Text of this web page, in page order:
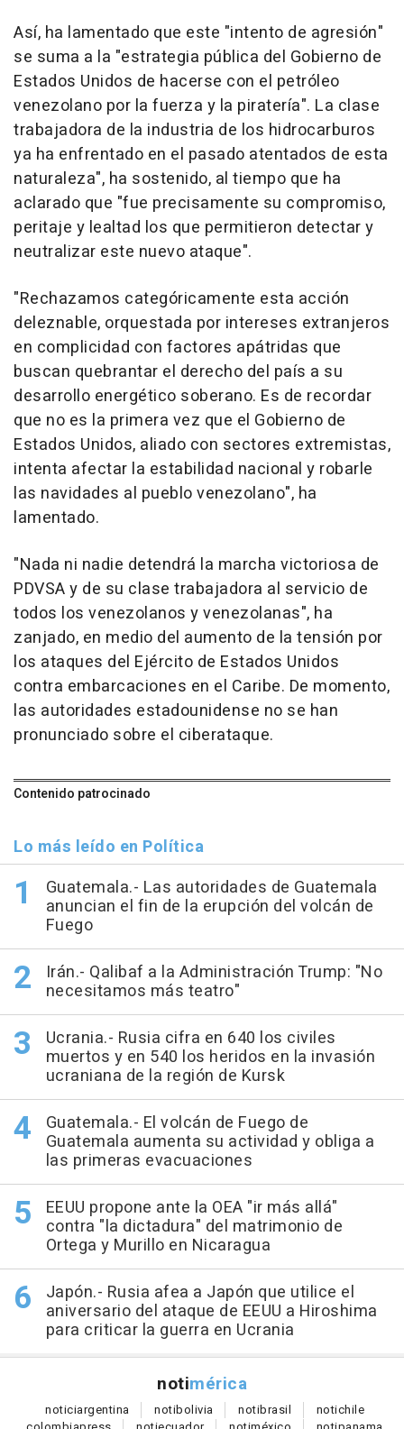
Así, ha lamentado que este "intento de agresión"
se suma a la "estrategia pública del Gobierno de
Estados Unidos de hacerse con el petróleo
venezolano por la fuerza y la piratería". La clase
trabajadora de la industria de los hidrocarburos
ya ha enfrentado en el pasado atentados de esta
naturaleza", ha sostenido, al tiempo que ha
aclarado que "fue precisamente su compromiso,
peritaje y lealtad los que permitieron detectar y
neutralizar este nuevo ataque".
"Rechazamos categóricamente esta acción
deleznable, orquestada por intereses extranjeros
en complicidad con factores apátridas que
buscan quebrantar el derecho del país a su
desarrollo energético soberano. Es de recordar
que no es la primera vez que el Gobierno de
Estados Unidos, aliado con sectores extremistas,
intenta afectar la estabilidad nacional y robarle
las navidades al pueblo venezolano", ha
lamentado.
"Nada ni nadie detendrá la marcha victoriosa de
PDVSA y de su clase trabajadora al servicio de
todos los venezolanos y venezolanas", ha
zanjado, en medio del aumento de la tensión por
los ataques del Ejército de Estados Unidos
contra embarcaciones en el Caribe. De momento,
las autoridades estadounidense no se han
pronunciado sobre el ciberataque.
Contenido patrocinado
Lo más leído en Política
Guatemala.- Las autoridades de Guatemala
anuncian el fin de la erupción del volcán de
Fuego
Irán.- Qalibaf a la Administración Trump: "No
necesitamos más teatro"
Ucrania.- Rusia cifra en 640 los civiles
muertos y en 540 los heridos en la invasión
ucraniana de la región de Kursk
Guatemala.- El volcán de Fuego de
Guatemala aumenta su actividad y obliga a
las primeras evacuaciones
EEUU propone ante la OEA "ir más allá"
contra "la dictadura" del matrimonio de
Ortega y Murillo en Nicaragua
Japón.- Rusia afea a Japón que utilice el
aniversario del ataque de EEUU a Hiroshima
para criticar la guerra en Ucrania
notimérica
noticiargentina notibolivia notibrasil notichile